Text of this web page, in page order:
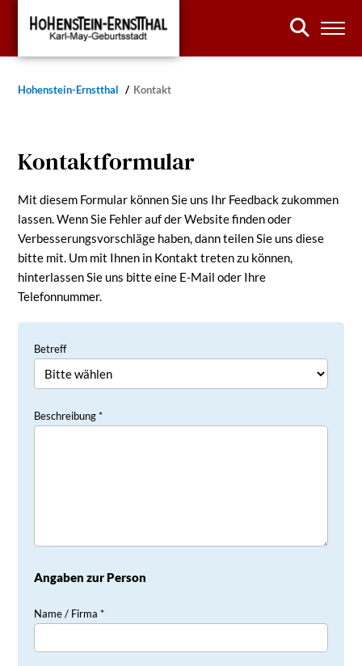
Hohenstein-Ernstthal Kontakt
Kontaktformular
Mit diesem Formular können Sie uns Ihr Feedback zukommen
lassen. Wenn Sie Fehler auf der Website finden oder
Verbesserungsvorschläge haben, dann teilen Sie uns diese
bitte mit. Um mit Ihnen in Kontakt treten zu können,
hinterlassen Sie uns bitte eine E-Mail oder Ihre
Telefonnummer.
Betreff
Beschreibung *
Angaben zur Person
Name / Firma *